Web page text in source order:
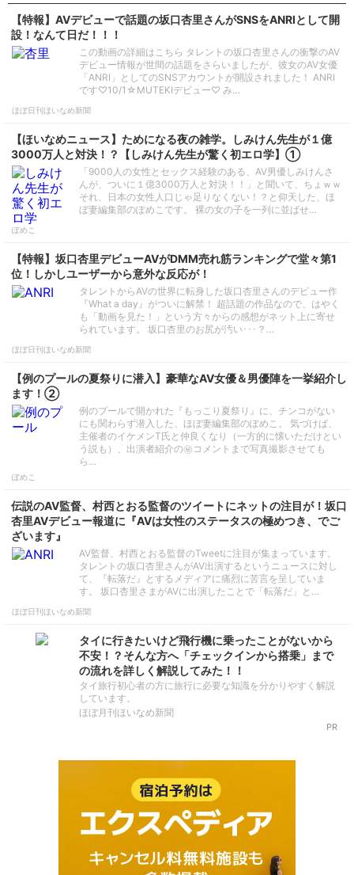
【特報】AVデビューで話題の坂口杏里さんがSNSをANRIとして開
設！なんて日だ！！！
この動画の詳細はこちら タレントの坂口杏里さんの衝撃のAV
デビュー情報が世間の話題をさらいましたが、彼女のAV女優
「ANRI」としてのSNSアカウントが開設されました！ ANRI
です♡10/1☆MUTEKIデビュー♡ み…
ほぼ日刊ほいなめ新聞
【ほいなめニュース】ためになる夜の雑学。しみけん先生が１億
3000万人と対決！？【しみけん先生が驚く初エロ学】①
「9000人の女性とセックス経験のある、AV男優しみけんさ
んが、ついに１億3000万人と対決！！」と聞いて、ちょｗｗ
それ、日本の女性人口じゃ足りなくない！？と仰天した、ほ
ぼ妻編集部のぽめこです。 裸の女の子を一列に並ばせ…
ぽめこ
【特報】坂口杏里デビューAVがDMM売れ筋ランキングで堂々第1
位！しかしユーザーから意外な反応が！
タレントからAVの世界に転身した坂口杏里さんのデビュー作
『What a day』がついに解禁！ 超話題の作品なので、はやく
も「動画を見た！」という方々からの感想がネット上に寄せ
られています。 坂口杏里のお尻が汚い･･･？…
ほぼ日刊ほいなめ新聞
【例のプールの夏祭りに潜入】豪華なAV女優＆男優陣を一挙紹介し
ます！②
例のプールで開かれた『もっこり夏祭り』に、チンコがない
にも関わらず潜入した、ほぼ妻編集部のぽめこ。 気づけば、
主催者のイケメンT氏と仲良くなり（一方的に懐いただけとい
う説も）、出演者紹介の㊙コメントまで写真撮影させても
ら…
ぽめこ
伝説のAV監督、村西とおる監督のツイートにネットの注目が！坂口
杏里AVデビュー報道に『AVは女性のステータスの極めつき、でご
ざいます』
AV監督、村西とおる監督のTweetに注目が集まっています。
タレントの坂口杏里さんがAV出演するというニュースに対し
て、『転落だ』とするメディアに痛烈に苦言を呈していま
す。 坂口杏里さまがAVに出演したことで「転落だ」と…
ほぼ日刊ほいなめ新聞
タイに行きたいけど飛行機に乗ったことがないから
不安！？そんな方へ「チェックインから搭乗」まで
の流れを詳しく解説してみた！！
タイ旅行初心者の方に旅行に必要な知識を分かりやすく解説
しています。
ほぼ月刊ほいなめ新聞
PR